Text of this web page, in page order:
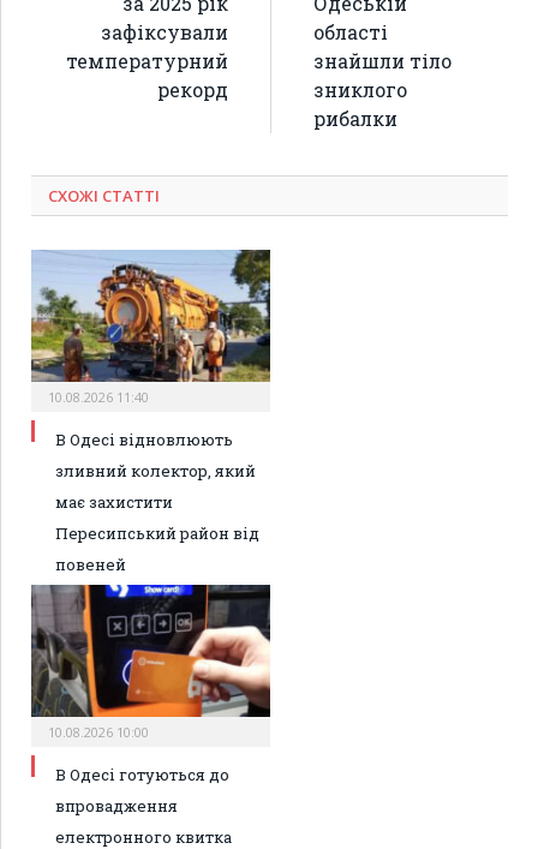
зафіксували
температурний
рекорд
області
знайшли тіло
зниклого
рибалки
СХОЖІ СТАТТІ
10.08.2026 11:40
В Одесі відновлюють
зливний колектор, який
має захистити
Пересипський район від
повеней
10.08.2026 10:00
В Одесі готуються до
впровадження
електронного квитка